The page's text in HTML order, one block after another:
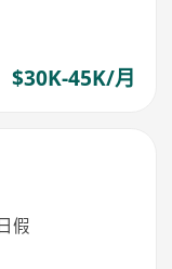
$30K-45K/月
假